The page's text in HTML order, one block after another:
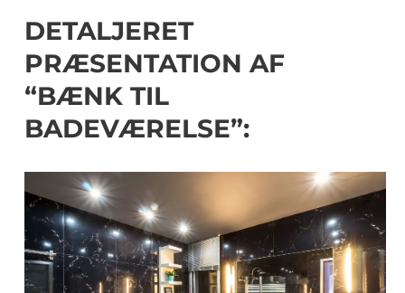
DETALJERET
PRÆSENTATION AF
“BÆNK TIL
BADEVÆRELSE”: